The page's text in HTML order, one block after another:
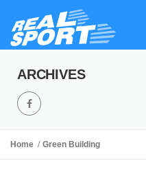
ARCHIVES
Home Green Building